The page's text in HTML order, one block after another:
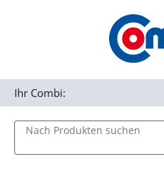
Zur Navigation springen
Nach Produkten suchen
Ihr Combi: